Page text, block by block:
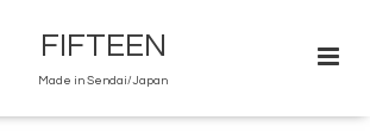
FIFTEEN
Made in Sendai/Japan